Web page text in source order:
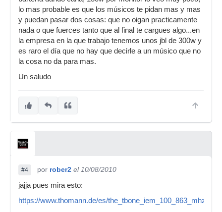
lo mas probable es que los músicos te pidan mas y mas
y puedan pasar dos cosas: que no oigan practicamente
nada o que fuerces tanto que al final te cargues algo...en
la empresa en la que trabajo tenemos unos jbl de 300w y
es raro el día que no hay que decirle a un músico que no
la cosa no da para mas.
Un saludo
#4 por rober2 el 10/08/2010
jajja pues mira esto:
https://www.thomann.de/es/the_tbone_iem_100_863_mhz.htm